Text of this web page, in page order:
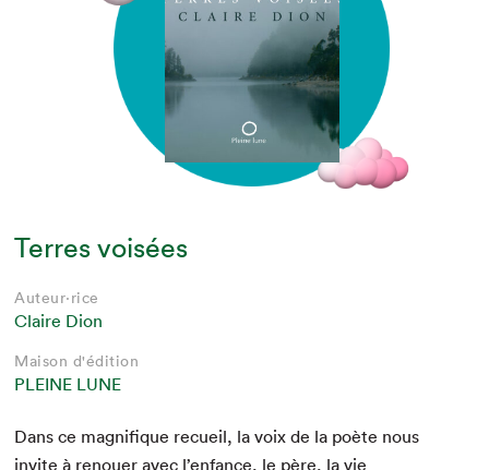
Terres voisées
Auteur·rice
Claire Dion
Maison d'édition
PLEINE LUNE
Dans ce mag­nifique recueil, la voix de la poète nous
invite à renouer avec l’enfance, le père, la vie